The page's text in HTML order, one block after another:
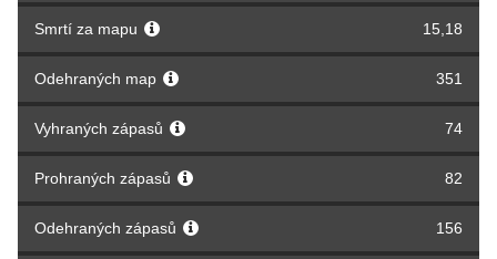
Smrtí za mapu 15,18
Odehraných map 351
Vyhraných zápasů 74
Prohraných zápasů 82
Odehraných zápasů 156